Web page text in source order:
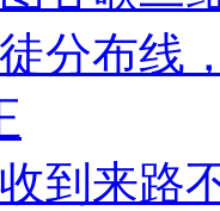
分布线
到来路